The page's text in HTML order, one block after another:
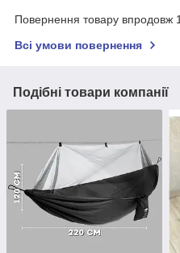
Повернення товару впродовж
Всі умови повернення
Подібні товари компанії